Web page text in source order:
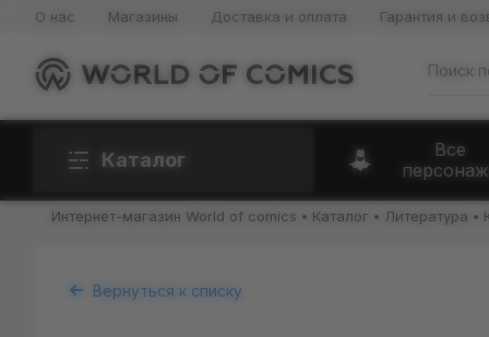
О нас Магазины Доставка и оплата Гарантия и
Каталог
Все
Интернет-магазин World of comics Каталог Литература
Вернуться к списку